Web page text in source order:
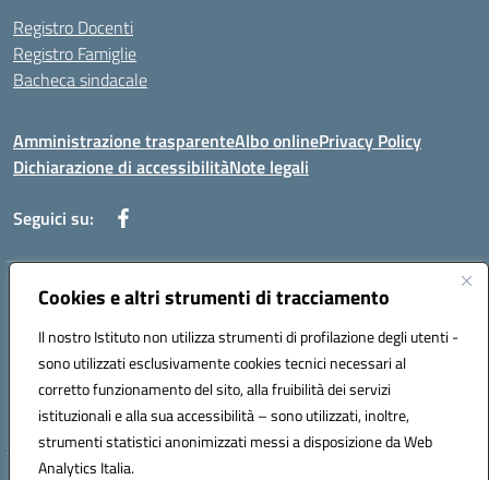
Cookies e altri strumenti di tracciamento
Il nostro Istituto non utilizza strumenti di profilazione degli utenti -
sono utilizzati esclusivamente cookies tecnici necessari al
corretto funzionamento del sito, alla fruibilità dei servizi
istituzionali e alla sua accessibilità – sono utilizzati, inoltre,
strumenti statistici anonimizzati messi a disposizione da Web
Analytics Italia.
Registro Docenti
Registro Famiglie
Bacheca sindacale
Amministrazione trasparenteAlbo onlinePrivacy Policy
Dichiarazione di accessibilitàNote legali
Seguici su:
Indirizzo:Via di Valle Zampea 2, 00036 Palestrina
Posta elettronica certificata (PEC):rmic8dr00r@pec.istruzione.it
Codice fiscale: 93021380584
Codice meccanografico: RMIC8DR00R